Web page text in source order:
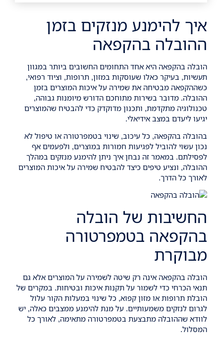
איך להימנע מנזקים בזמן
ההובלה בהקפאה
הובלה בהקפאה היא אחד התחומים החשובים ביותר במגוון
תעשיות, בעיקר כאלו שעוסקות במזון, תרופות, וציוד רפואי,
כשההקפאה מבטיחה את שמירה על איכות המוצרים בזמן
ההובלה. מדובר בשירות מתוחכם הדורש מיומנות גבוהה,
טכנולוגיה מתקדמת, ותכנון מדוקדק כדי להבטיח שהמוצרים
יגיעו ליעדם במצב אידיאלי.
בהובלה בהקפאה, כל עיכוב, שינוי בטמפרטורה או טיפול לא
נכון עשוי להוביל לפגיעות חמורות במוצרים, ולפעמים אף
לפסילתם. במאמר זה נבחן איך ניתן להימנע מנזקים במהלך
ההובלה, ונציע טיפים כיצד להבטיח שמירה על איכות המוצרים
לאורך כל הדרך.
החשיבות של הובלה
בהקפאה בטמפרטורה
מבוקרת
הובלה בהקפאה אינה רק שיטה לשמירה על המוצרים אלא גם
תנאי הכרחי כדי לשמור על תקנות איכות ובטיחות. במקרים של
הובלת תרופות או מזון קפוא, כל שינוי במעלות הקור עלול
לגרום לנזקים משמעותיים. על מנת להימנע ממצבים כאלה, יש
לוודא שההובלה מתבצעת בטמפרטורה מתאימה, לאורך כל
המסלול.